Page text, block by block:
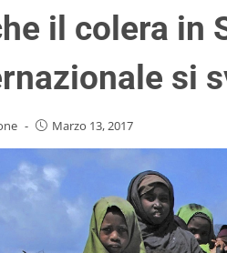
il colera in
si
- Marzo 13, 2017